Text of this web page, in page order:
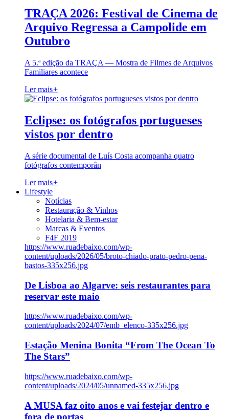
TRAÇA 2026: Festival de Cinema de
Arquivo Regressa a Campolide em
Outubro
A 5.ª edição da TRAÇA — Mostra de Filmes de Arquivos
Familiares acontece
Ler mais+
Eclipse: os fotógrafos portugueses
vistos por dentro
A série documental de Luís Costa acompanha quatro
fotógrafos contemporân
Ler mais+
Lifestyle
Notícias
Restauração & Vinhos
Hotelaria & Bem-estar
Marcas & Eventos
F4F 2019
https://www.ruadebaixo.com/wp-
content/uploads/2026/05/broto-chiado-prato-pedro-pena-
bastos-335x256.jpg
De Lisboa ao Algarve: seis restaurantes para
reservar este maio
https://www.ruadebaixo.com/wp-
content/uploads/2024/07/emb_elenco-335x256.jpg
Estação Menina Bonita “From The Ocean To
The Stars”
https://www.ruadebaixo.com/wp-
content/uploads/2024/05/unnamed-335x256.jpg
A MUSA faz oito anos e vai festejar dentro e
fora de portas